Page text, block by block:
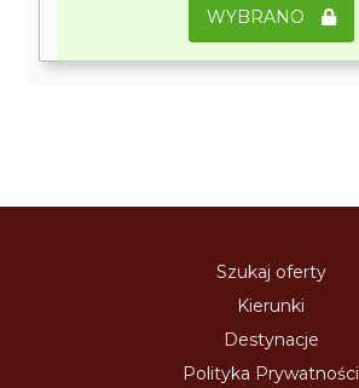
WYBRANO
Szukaj oferty
Kierunki
Destynacje
Polityka Prywatności